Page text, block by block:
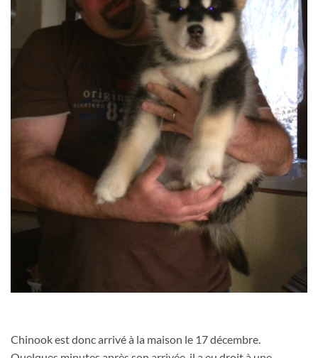
Chinook est donc arrivé à la maison le 17 décembre.